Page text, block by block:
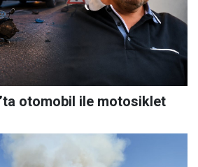
otomobil ile motosiklet